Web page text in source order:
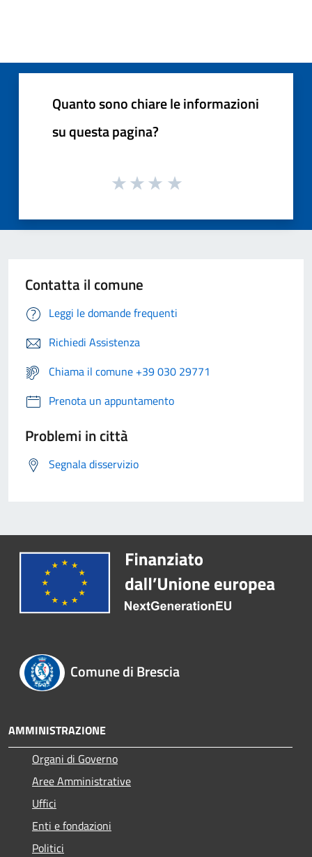
Quanto sono chiare le informazioni
su questa pagina?
Contatta il comune
Leggi le domande frequenti
Richiedi Assistenza
Chiama il comune +39 030 29771
Prenota un appuntamento
Problemi in città
Segnala disservizio
Comune di Brescia
AMMINISTRAZIONE
Organi di Governo
Aree Amministrative
Uffici
Enti e fondazioni
Politici